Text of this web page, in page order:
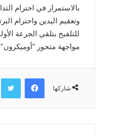
بالاستمرار في احترام
وتعقيم اليدين واحترام
للتلقيح بتلقي الجرعة
مواجهة متحور “أوميكرون”
شاركها
فيسبوك